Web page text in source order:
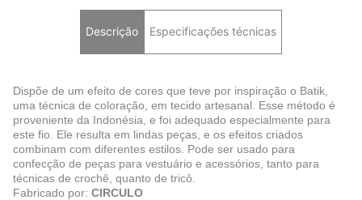
Descrição Especificações técnicas
Dispõe de um efeito de cores que teve por inspiração o Batik,
uma técnica de coloração, em tecido artesanal. Esse método é
proveniente da Indonésia, e foi adequado especialmente para
este fio. Ele resulta em lindas peças, e os efeitos criados
combinam com diferentes estilos. Pode ser usado para
confecção de peças para vestuário e acessórios, tanto para
técnicas de crochê, quanto de tricô.
Fabricado por: CIRCULO